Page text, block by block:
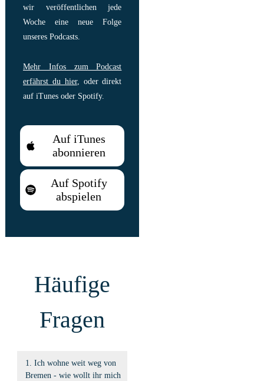
wir veröffentlichen jede
Woche eine neue Folge
unseres Podcasts.
Mehr Infos zum Podcast
erfährst du hier, oder direkt
auf iTunes oder Spotify.
Auf iTunes
abonnieren
Auf Spotify
abspielen
Häufige
Fragen
1. Ich wohne weit weg von
Bremen - wie wollt ihr mich